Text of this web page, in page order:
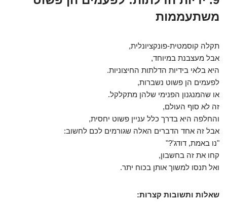
משתעממות
תקלה קוסמטית-פונקציונלית,
אבל מעצבנת במיוחד,
היא בלאי בידיות הדלתות החיצוניות.
לפעמים הן פשוט נשברות,
או שהמנגנון הפנימי שלהן מתקלקל.
זה לא סוף העולם,
והחלפה היא בדרך כלל עניין פשוט יחסית,
אבל זה אחד הדברים האלה שגורמים לכם לחשוב:
"נו באמת, דודג'?"
קחו את זה בחשבון,
ואל תנסו למשוך אותן בכוח יתר.
שאלות ותשובות קצרות: